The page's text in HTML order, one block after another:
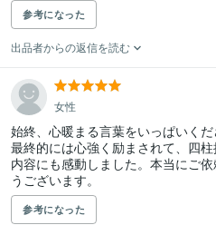
参考になった
出品者からの返信を読む
女性
始終、心暖まる言葉をいっぱいくだ
最終的には心強く励まされて、四柱
内容にも感動しました。本当にご
うございます。
参考になった